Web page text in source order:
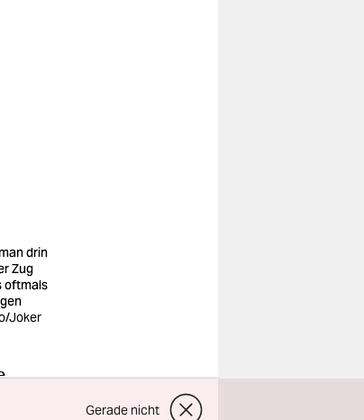
drin
Zug
oftmals
Joker
Gerade nicht